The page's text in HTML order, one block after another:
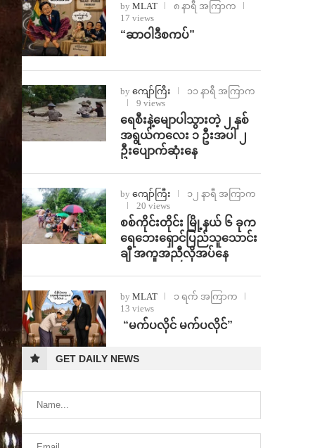
by MLAT
၈ နာရီ အကြာက
17 views
“ဆာဝါဒီစကပ်”
by ကျော်ကြီး
၁၁ နာရီ အကြာက
9 views
ရေစီးနဲ့မျောပါသွားတဲ့ ၂ နှစ်
အရွယ်ကလေး ၁ ဦးအပါ ၂
ဦးပျောက်ဆုံးနေ
by ကျော်ကြီး
၁၂ နာရီ အကြာက
20 views
စစ်ကိုင်းတိုင်း မြို့နယ် ၆ ခုက
ရေဘေးရှောင်ပြည်သူသောင်း
ချီ အကူအညီလိုအပ်နေ
by MLAT
၁ ရက် အကြာက
13 views
⁨ ⁨“မက်ပလိုင် မက်ပလိုင်”
GET DAILY NEWS